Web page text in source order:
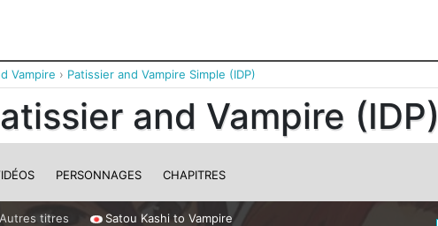
Vampire › Patissier and Vampire Simple (IDP)
and Vampire (IDP)
PERSONNAGES CHAPITRES
Autres titres
Satou Kashi to Vampire